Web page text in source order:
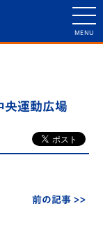
運動広場
前の記事 >>